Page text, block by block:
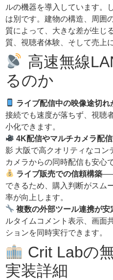
ルの機器を導入しています。
は別です。建物の構造、周囲
質によって、大きな差が生じ
質、視聴者体験、そして売上
高速無線
るのか
ライブ配信中の映像途切れ
接続でも速度が落ちず、視聴
小化できます。
4K配信やマルチカメラ配
影 大阪で高クオリティなコン
カメラからの同時配信も安心
ライブ販売での信頼構築
できるため、購入判断がスム
率が向上します。
複数の外部ツール連携が安
ルタイムコメント表示、画面
ションを同時実行できます。
Crit Labの
実装詳細